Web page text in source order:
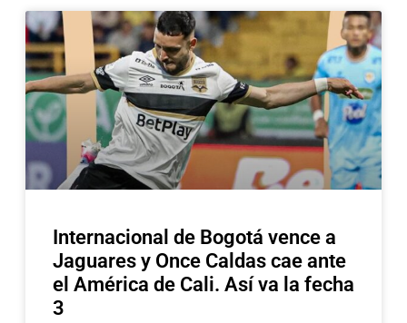
Internacional de Bogotá vence a
Jaguares y Once Caldas cae ante
el América de Cali. Así va la fecha
3